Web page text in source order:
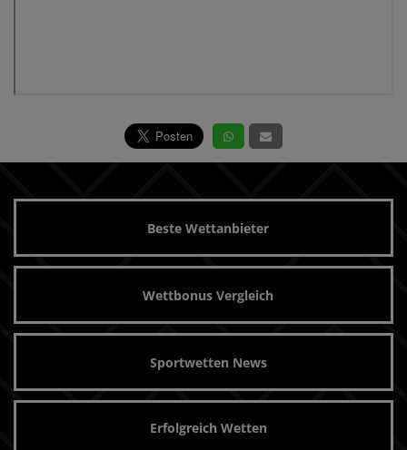
Beste Wettanbieter
Wettbonus Vergleich
Sportwetten News
Erfolgreich Wetten